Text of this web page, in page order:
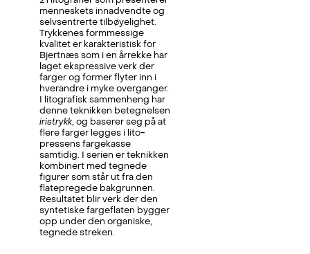
menneskets innadvendte og
selvsentrerte tilbøyelighet.
Trykkenes formmessige
kvalitet er karakteristisk for
Bjertnæs som i en årrekke har
laget ekspressive verk der
farger og former flyter inn i
hverandre i myke overganger.
I litografisk sammenheng har
denne teknikken betegnelsen
iristrykk, og baserer seg på at
flere farger legges i lito-
pressens fargekasse
samtidig. I serien er teknikken
kombinert med tegnede
figurer som står ut fra den
flatepregede bakgrunnen.
Resultatet blir verk der den
syntetiske fargeflaten bygger
opp under den organiske,
tegnede streken.